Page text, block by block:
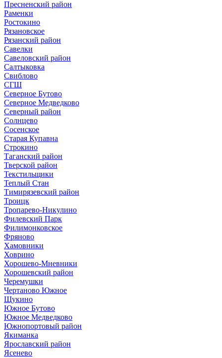
Пресненский район
Раменки
Ростокино
Рязановское
Рязанский район
Савелки
Савеловский район
Салтыковка
Свиблово
СГШ
Северное Бутово
Северное Медведково
Северный район
Солнцево
Сосенское
Старая Купавна
Строкино
Таганский район
Тверской район
Текстильщики
Теплый Стан
Тимирязевский район
Троицк
Тропарево-Никулино
Филевский Парк
Филимонковское
Фряново
Хамовники
Ховрино
Хорошево-Мневники
Хорошевский район
Черемушки
Чертаново Южное
Щукино
Южное Бутово
Южное Медведково
Южнопортовый район
Якиманка
Ярославский район
Ясенево